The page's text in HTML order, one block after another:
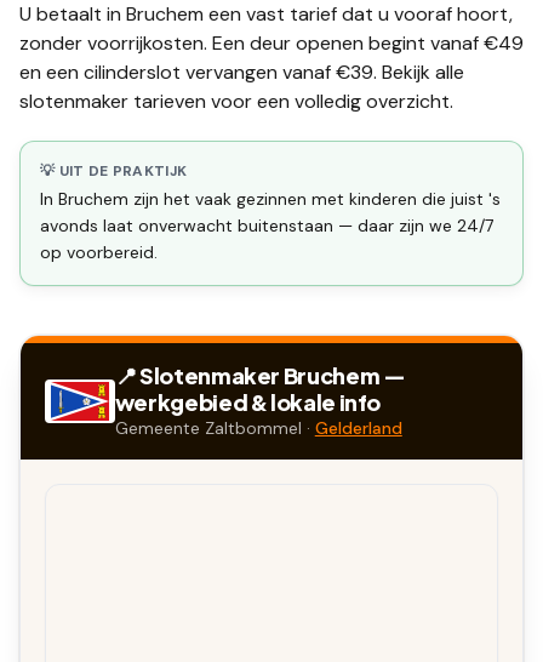
U betaalt in Bruchem een vast tarief dat u vooraf hoort,
zonder voorrijkosten. Een deur openen begint vanaf €49
en een cilinderslot vervangen vanaf €39. Bekijk alle
slotenmaker tarieven voor een volledig overzicht.
💡 UIT DE PRAKTIJK
In Bruchem zijn het vaak gezinnen met kinderen die juist 's
avonds laat onverwacht buitenstaan — daar zijn we 24/7
op voorbereid.
📍 Slotenmaker Bruchem —
werkgebied & lokale info
Gemeente Zaltbommel · Gelderland